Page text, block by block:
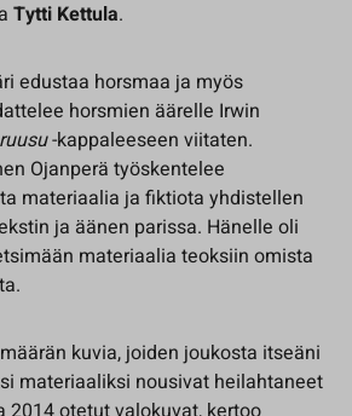
Tytti Kettula.
edustaa horsmaa ja myös
horsmien äärelle Irwin
-kappaleeseen viitaten.
Ojanperä työskentelee
materiaalia ja fiktiota yhdistellen
ja äänen parissa. Hänelle oli
materiaalia teoksiin omista
kuvia, joiden joukosta itseäni
materiaaliksi nousivat heilahtaneet